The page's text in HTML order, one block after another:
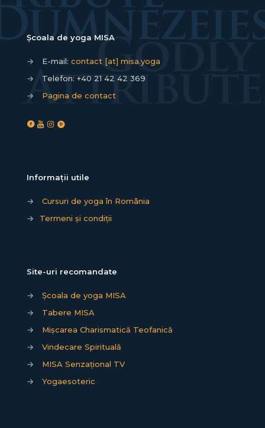
Școala de yoga MISA
→ E-mail: contact [at] misa.yoga
→
Telefon: +40 21 42 42 369
→
Pagina de contact
Informații utile
→
Cursuri de yoga în România
→
Termeni și condiții
Site-uri recomandate
→
Școala de yoga MISA
→
Tabere MISA
→
Mișcarea Charismatică Teofanică
→
Vindecare Spirituală
→
MISA Senzațional TV
→
Yogaesoteric